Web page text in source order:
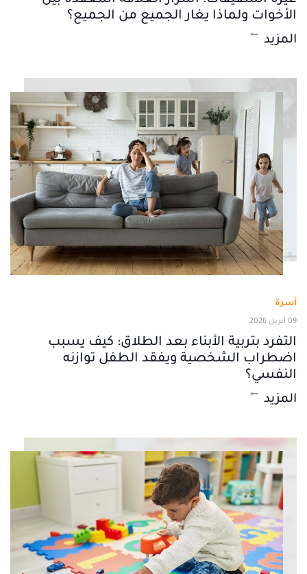
الأخوات ولماذا يغار الجميع من الجميع؟
المزيد
أسرة
09 أبريل 2026
التفرد بتربية الأبناء بعد الطلاق: كيف يسبب
اضطراب الشخصية ويفقد الطفل توازنه
النفسي؟
المزيد